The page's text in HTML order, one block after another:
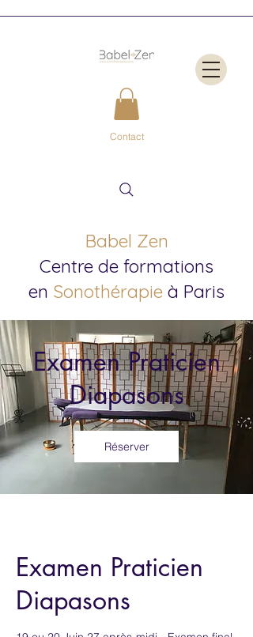
Babel Zen
Centre de formations
en Sonothérapie à Paris
Contact
Examen Praticien
Diapasons
Réserver
Examen Praticien
Diapasons